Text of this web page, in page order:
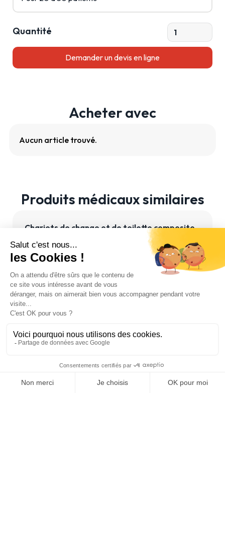
Quantité
Acheter avec
Aucun article trouvé.
Produits médicaux similaires
Chariots de change et de toilette composite